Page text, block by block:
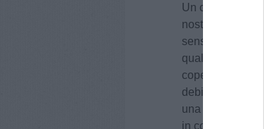
Un cattiva
nostro operato
senso di
qualsiasi tipo di
copertura
debito fuori
una cattiva
in consiglio